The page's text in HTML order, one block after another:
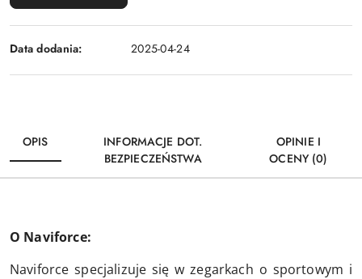
Data dodania: 2025-04-24
OPIS
INFORMACJE DOT.
BEZPIECZEŃSTWA
OPINIE I
OCENY (0)
O Naviforce:
Naviforce specjalizuje się w zegarkach o sportowym i